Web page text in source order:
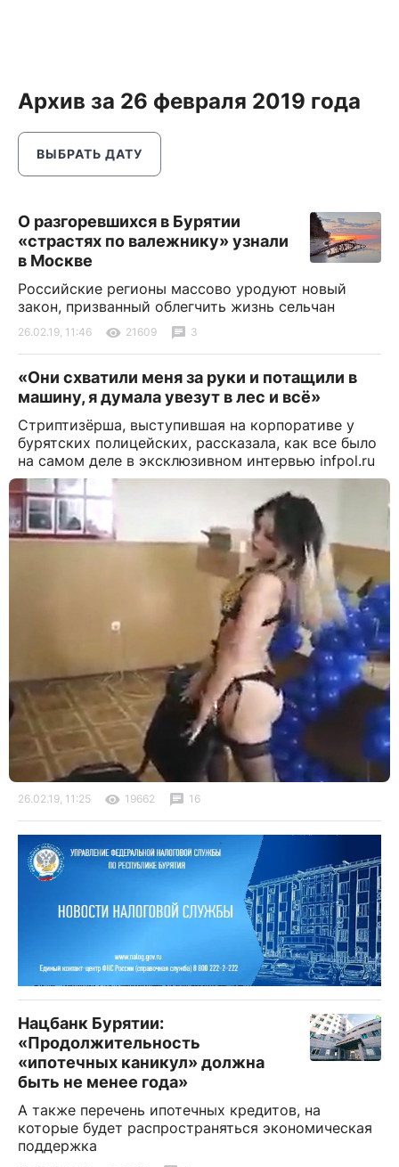
Архив за 26 февраля 2019 года
ВЫБРАТЬ ДАТУ
О разгоревшихся в Бурятии
«страстях по валежнику» узнали
в Москве
Российские регионы массово уродуют новый
закон, призванный облегчить жизнь сельчан
26.02.19, 11:46 21609 3
«Они схватили меня за руки и потащили в
машину, я думала увезут в лес и всё»
Стриптизёрша, выступившая на корпоративе у
бурятских полицейских, рассказала, как все было
на самом деле в эксклюзивном интервью infpol.ru
26.02.19, 11:25 19662 16
Нацбанк Бурятии:
«Продолжительность
«ипотечных каникул» должна
быть не менее года»
А также перечень ипотечных кредитов, на
которые будет распространяться экономическая
поддержка